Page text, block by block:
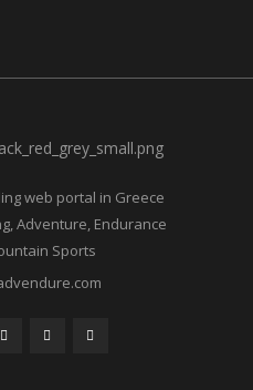
web portal in Greece
Adventure, Endurance
Sports